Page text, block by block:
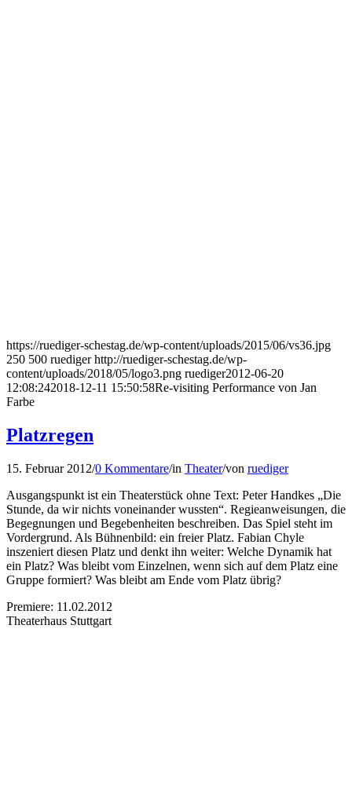
https://ruediger-schestag.de/wp-content/uploads/2015/06/vs36.jpg
250 500 ruediger http://ruediger-schestag.de/wp-
content/uploads/2018/05/logo3.png ruediger2012-06-20
12:08:242018-12-11 15:50:58Re-visiting Performance von Jan
Farbe
Platzregen
15. Februar 2012/0 Kommentare/in Theater/von ruediger
Ausgangspunkt ist ein Theaterstück ohne Text: Peter Handkes „Die
Stunde, da wir nichts voneinander wussten“. Regieanweisungen, die
Begegnungen und Begebenheiten beschreiben. Das Spiel steht im
Vordergrund. Als Bühnenbild: ein freier Platz. Fabian Chyle
inszeniert diesen Platz und denkt ihn weiter: Welche Dynamik hat
ein Platz? Was bleibt vom Einzelnen, wenn sich auf dem Platz eine
Gruppe formiert? Was bleibt am Ende vom Platz übrig?
Premiere: 11.02.2012
Theaterhaus Stuttgart